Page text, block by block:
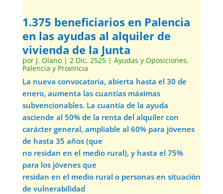
1.375 beneficiarios en Palencia
en las ayudas al alquiler de
vivienda de la Junta
por J. Olano| 2 Dic, 2525| Ayudas y Oposiciones,
Palencia y Provincia
La nueva convocatoria, abierta hasta el 30 de
enero, aumenta las cuantías máximas
subvencionables. La cuantía de la ayuda
asciende al 50% de la renta del alquiler con
carácter general, ampliable al 60% para jóvenes
de hasta 35 años (que
no residan en el medio rural), y hasta el 75%
para los jóvenes que
residan en el medio rural o personas en situación
de vulnerabilidad